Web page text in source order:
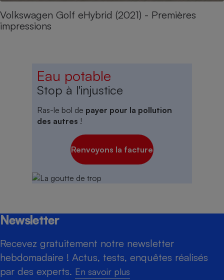
Volkswagen Golf eHybrid (2021) - Premières
impressions
Eau potable
Stop à l'injustice
Ras-le bol de payer pour la pollution
des autres !
Renvoyons la facture
Newsletter
Recevez gratuitement notre newsletter
hebdomadaire ! Actus, tests, enquêtes réalisés
par des experts. En savoir plus